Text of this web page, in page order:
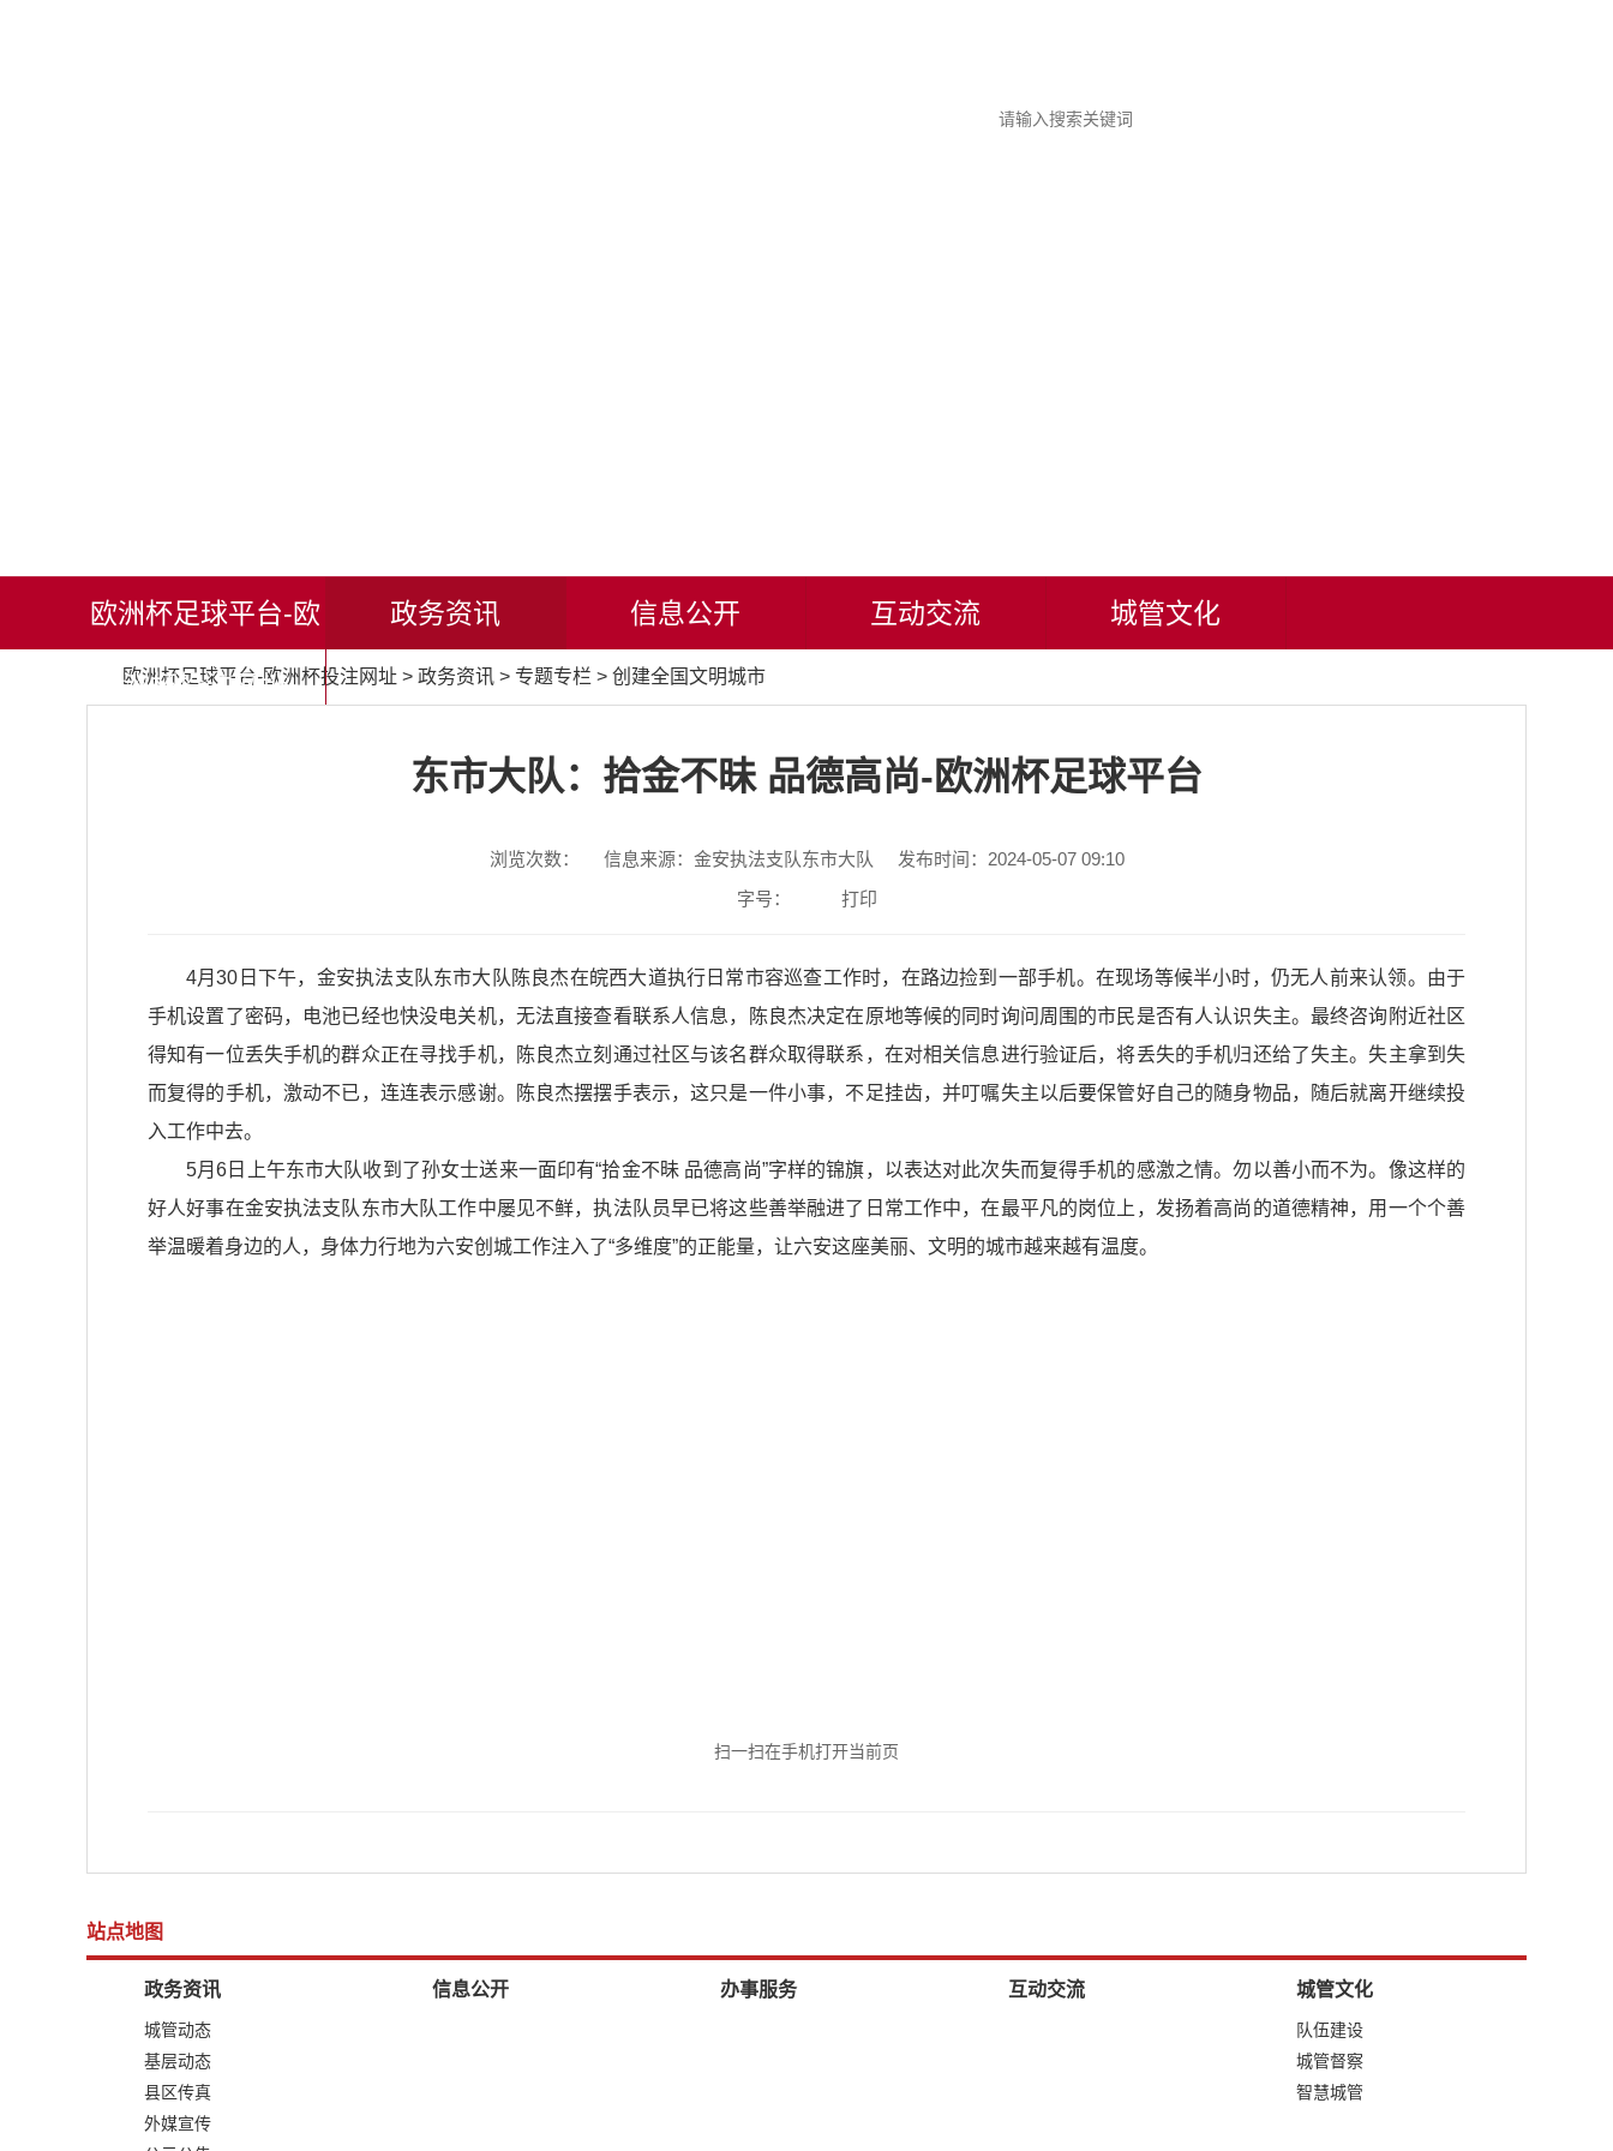
欧洲杯足球平台-欧
洲杯投注网址
政务资讯 信息公开 互动交流 城管文化
欧洲杯足球平台-欧洲杯投注网址 > 政务资讯 > 专题专栏 > 创建全国文明城市
东市大队：拾金不昧 品德高尚-欧洲杯足球平台
浏览次数： 信息来源：金安执法支队东市大队
发布时间：2024-05-07 09:10
字号：
打印
4月30日下午，金安执法支队东市大队陈良杰在皖西大道执行日常市容巡查工作时，在路边捡到一部手机。在现场等候半小时，仍无人前来认领。由于
手机设置了密码，电池已经也快没电关机，无法直接查看联系人信息，陈良杰决定在原地等候的同时询问周围的市民是否有人认识失主。最终咨询附近社区
得知有一位丢失手机的群众正在寻找手机，陈良杰立刻通过社区与该名群众取得联系，在对相关信息进行验证后，将丢失的手机归还给了失主。失主拿到失
而复得的手机，激动不已，连连表示感谢。陈良杰摆摆手表示，这只是一件小事，不足挂齿，并叮嘱失主以后要保管好自己的随身物品，随后就离开继续投
入工作中去。
5月6日上午东市大队收到了孙女士送来一面印有“拾金不昧 品德高尚”字样的锦旗，以表达对此次失而复得手机的感激之情。勿以善小而不为。像这样的
好人好事在金安执法支队东市大队工作中屡见不鲜，执法队员早已将这些善举融进了日常工作中，在最平凡的岗位上，发扬着高尚的道德精神，用一个个善
举温暖着身边的人，身体力行地为六安创城工作注入了“多维度”的正能量，让六安这座美丽、文明的城市越来越有温度。
扫一扫在手机打开当前页
站点地图
政务资讯
城管动态
基层动态
县区传真
外媒宣传
信息公开 办事服务 互动交流 城管文化
队伍建设
城管督察
智慧城管